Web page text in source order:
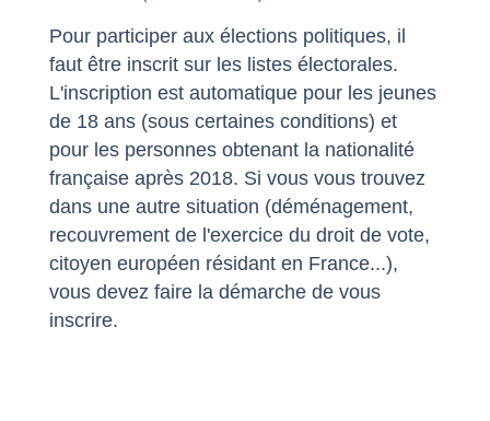
Pour participer aux élections politiques, il
faut être inscrit sur les listes électorales.
L'inscription est automatique pour les jeunes
de 18 ans (sous certaines conditions) et
pour les personnes obtenant la nationalité
française après 2018. Si vous vous trouvez
dans une autre situation (déménagement,
recouvrement de l'exercice du droit de vote,
citoyen européen résidant en France...),
vous devez faire la démarche de vous
inscrire.